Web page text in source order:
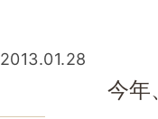
今年
2013.01.28